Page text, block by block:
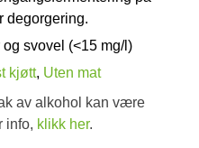
degorgering.
og svovel (<15 mg/l)
kjøtt, Uten mat
av alkohol kan være
info, klikk her.